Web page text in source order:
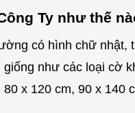
Ty như thế
có hình chữ
như các loại cờ
x 120 cm, 90 x 140